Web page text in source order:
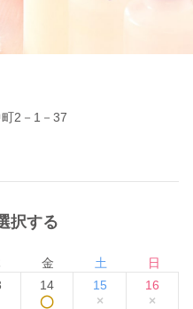
2－1－37
択する
金 土
日
14
◯
15
×
16
×